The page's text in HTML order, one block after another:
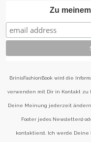
Zu
BrinisFashionBook wird die
verwenden mit Dir in Kontakt zu
Deine Meinung jederzeit
Footer jedes Newsletters)
kontaktierst. Ich werde Deine